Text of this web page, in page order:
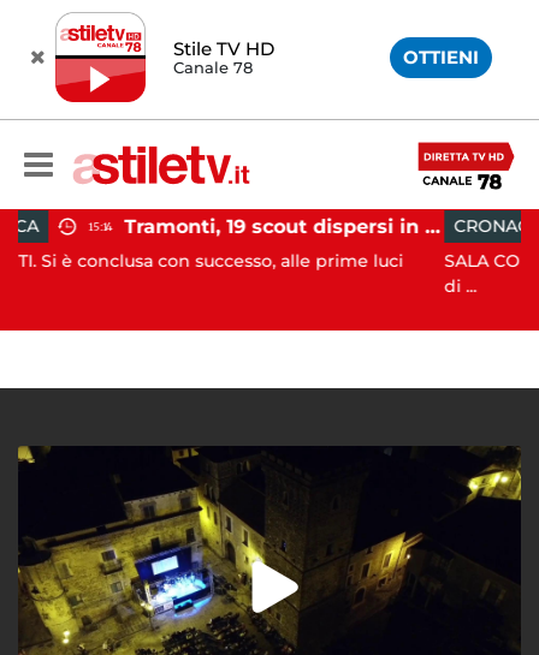
Stile TV HD
Canale 78 OTTIENI
Tramonti, 19 scout dispersi in montagna salvati dai vigili del fuoco
con successo, alle prime luci
CRONACA 12:41
SALA CONSILINA. Si